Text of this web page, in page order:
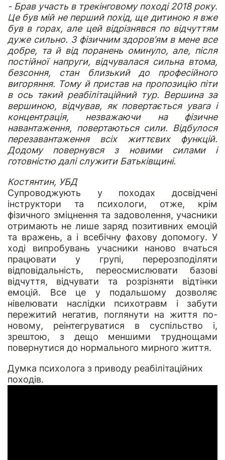
- Брав участь в трекінговому поході 2018 року.
Це був мій не перший похід, ще дитиною я вже
був в горах, але цей відрізнявся по відчуттям
дуже сильно. З фізичним здоров’ям в мене все
добре, та й від поранень оминуло, але, після
постійної напруги, відчувалася сильна втома,
безсоння, стан близький до професійного
вигоряння. Тому й пристав на пропозицію піти
в ось такий реабілітаційний тур. Вершина за
вершиною, відчував, як повертається увага і
концентрація, незважаючи на фізичне
навантаження, повертаються сили. Відбулося
перезавантаження всіх життєвих функцій.
Додому повернувся з новими силами і
готовністю далі служити Батьківщині.
Костянтин, УБД
Супроводжують у походах досвідчені
інструктори та психологи, отже, крім
фізичного зміцнення та задоволення, учасники
отримають не лише заряд позитивних емоцій
та вражень, а і всебічну фахову допомогу. У
ході випробувань учасники наново вчаться
працювати у групі, перерозподіляти
відповідальність, переосмислювати базові
відчуття, відчувати та розрізняти відтінки
емоцій. Все це у подальшому дозволяє
нівелювати наслідки психотравм і забути
пережитий негатив, поглянути на життя по-
новому, реінтегруватися в суспільство і,
зрештою, з дещо меншими труднощами
повернутися до нормального мирного життя.
Думка психолога з приводу реабілітаційних
походів.